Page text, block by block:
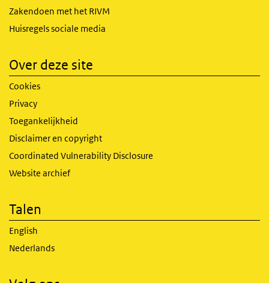
Zakendoen met het RIVM
Huisregels sociale media
Over deze site
Cookies
Privacy
Toegankelijkheid
Disclaimer en copyright
Coordinated Vulnerability Disclosure
Website archief
Talen
English
Nederlands